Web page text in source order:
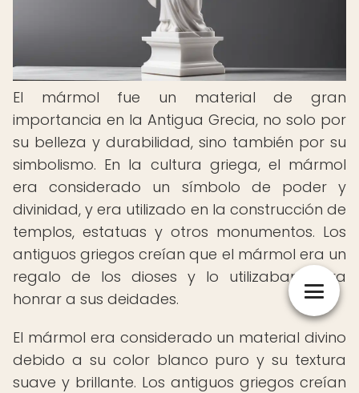
El mármol fue un material de gran
importancia en la Antigua Grecia, no solo por
su belleza y durabilidad, sino también por su
simbolismo. En la cultura griega, el mármol
era considerado un símbolo de poder y
divinidad, y era utilizado en la construcción de
templos, estatuas y otros monumentos. Los
antiguos griegos creían que el mármol era un
regalo de los dioses y lo utilizaban para
honrar a sus deidades.
El mármol era considerado un material divino
debido a su color blanco puro y su textura
suave y brillante. Los antiguos griegos creían